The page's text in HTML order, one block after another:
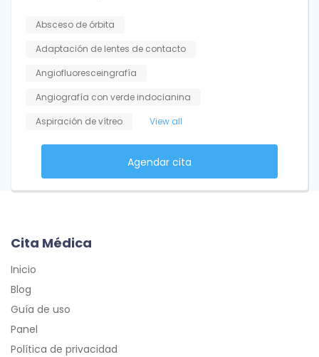
Absceso de órbita
Adaptación de lentes de contacto
Angiofluoresceingrafía
Angiografía con verde indocianina
Aspiración de vítreo
View all
Agendar cita
Cita Médica
Inicio
Blog
Guía de uso
Panel
Política de privacidad